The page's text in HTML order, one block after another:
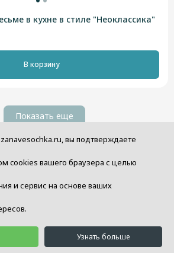
в кухне в стиле "Неоклассика"
В корзину
Показать еще
Ирина Ярош. Я один из
вы подтверждаете
cookies вашего браузера с целью
и сервис на основе ваших
Узнать больше